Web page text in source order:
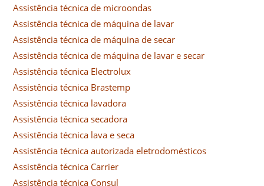
Assistência técnica de microondas
Assistência técnica de máquina de lavar
Assistência técnica de máquina de secar
Assistência técnica de máquina de lavar e secar
Assistência técnica Electrolux
Assistência técnica Brastemp
Assistência técnica lavadora
Assistência técnica secadora
Assistência técnica lava e seca
Assistência técnica autorizada eletrodomésticos
Assistência técnica Carrier
Assistência técnica Consul